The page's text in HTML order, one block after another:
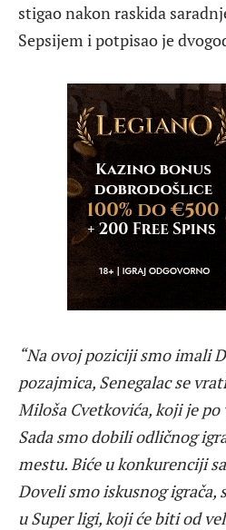
stigao nakon raskida
Sepsijem i potpisao je
“Na ovoj poziciji smo imali
pozajmica, Senegalac se
Miloša Cvetkovića, koji je
Sada smo dobili odličnog
mestu. Biće u konkurenciji
Doveli smo iskusnog
u Super ligi, koji će biti od